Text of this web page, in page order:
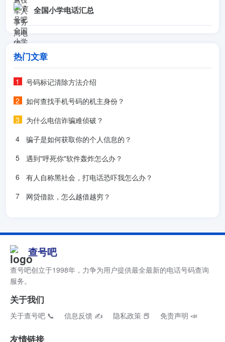
全国小学电话汇总
热门文章
号码标记清除方法介绍
如何查找手机号码的机主身份？
为什么电信诈骗难侦破？
骗子是如何获取你的个人信息的？
遇到"呼死你"软件轰炸怎么办？
有人自称黑社会，打电话恐吓我怎么办？
网贷借款，怎么越借越穷？
查号吧
查号吧创立于1998年，力争为用户提供最全最新的电话号码查询
服务。
关于我们
关于查号吧 📞 信息反馈 ✍ 隐私政策 📕 免责声明 📣
友情链接